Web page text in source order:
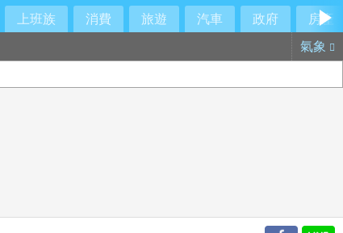
上班族 消費 旅遊 汽車 政府
房產
氣象